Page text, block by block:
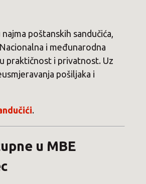
poštanskih sandučića,
i međunarodna
praktičnost i privatnost. Uz
pošiljaka i
.
u MBE